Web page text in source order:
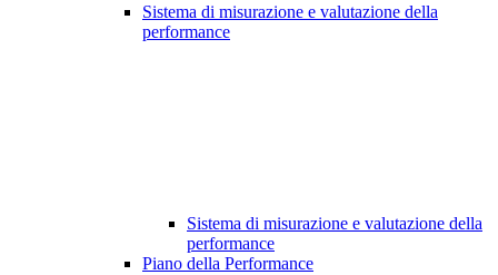
Sistema di misurazione e valutazione della
performance
Sistema di misurazione e valutazione della
performance
Piano della Performance